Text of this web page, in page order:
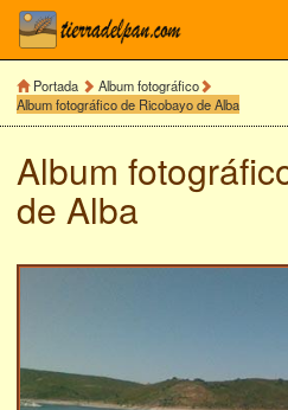
Portada
Album fotográfico
Album fotográfico de Ricobayo de Alba
Album
de Alba